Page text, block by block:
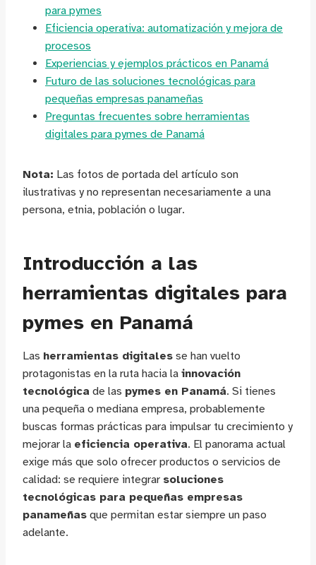
para pymes
Eficiencia operativa: automatización y mejora de
procesos
Experiencias y ejemplos prácticos en Panamá
Futuro de las soluciones tecnológicas para
pequeñas empresas panameñas
Preguntas frecuentes sobre herramientas
digitales para pymes de Panamá
Nota: Las fotos de portada del artículo son
ilustrativas y no representan necesariamente a una
persona, etnia, población o lugar.
Introducción a las
herramientas digitales para
pymes en Panamá
Las herramientas digitales se han vuelto
protagonistas en la ruta hacia la innovación
tecnológica de las pymes en Panamá. Si tienes
una pequeña o mediana empresa, probablemente
buscas formas prácticas para impulsar tu crecimiento y
mejorar la eficiencia operativa. El panorama actual
exige más que solo ofrecer productos o servicios de
calidad: se requiere integrar soluciones
tecnológicas para pequeñas empresas
panameñas que permitan estar siempre un paso
adelante.